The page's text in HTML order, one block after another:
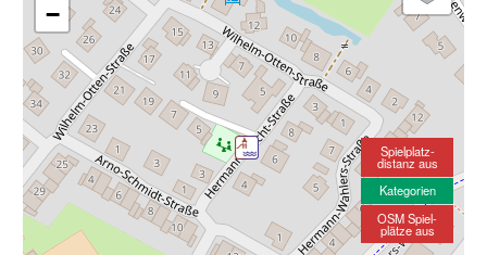
−
Spielplatz-
distanz aus
Kategorien
OSM Spiel-
plätze aus